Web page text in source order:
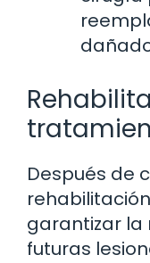
Después de
garantizar la
futuras